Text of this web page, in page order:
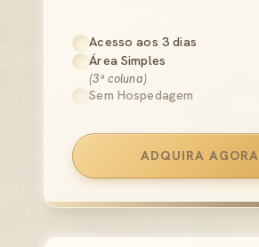
Acesso aos 3 dias
Área Simples
(3ª coluna)
Sem Hospedagem
ADQUIRA AGORA